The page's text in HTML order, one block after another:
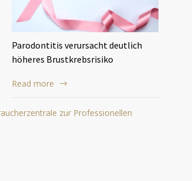
Parodontitis verursacht deutlich
höheres Brustkrebsrisiko
Read more
zur Professionellen